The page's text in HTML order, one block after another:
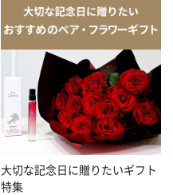
大切な記念日に贈りたいギフト
特集